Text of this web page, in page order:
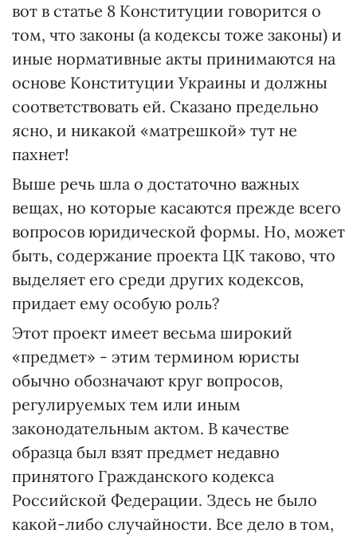
вот в статье 8 Конституции говорится о
том, что законы (а кодексы тоже законы) и
иные нормативные акты принимаются на
основе Конституции Украины и должны
соответствовать ей. Сказано предельно
ясно, и никакой «матрешкой» тут не
пахнет!
Выше речь шла о достаточно важных
вещах, но которые касаются прежде всего
вопросов юридической формы. Но, может
быть, содержание проекта ЦК таково, что
выделяет его среди других кодексов,
придает ему особую роль?
Этот проект имеет весьма широкий
«предмет» - этим термином юристы
обычно обозначают круг вопросов,
регулируемых тем или иным
законодательным актом. В качестве
образца был взят предмет недавно
принятого Гражданского кодекса
Российской Федерации. Здесь не было
какой-либо случайности. Все дело в том,